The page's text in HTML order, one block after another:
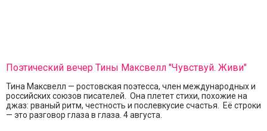
Поэтический вечер Тины Максвелл "Чувствуй. Живи"
Тина Максвелл — ростовская поэтесса, член международных и
российских союзов писателей. Она плетет стихи, похожие на
джаз: рваный ритм, честность и послевкусие счастья. Её строки
— это разговор глаза в глаза. 4 августа.